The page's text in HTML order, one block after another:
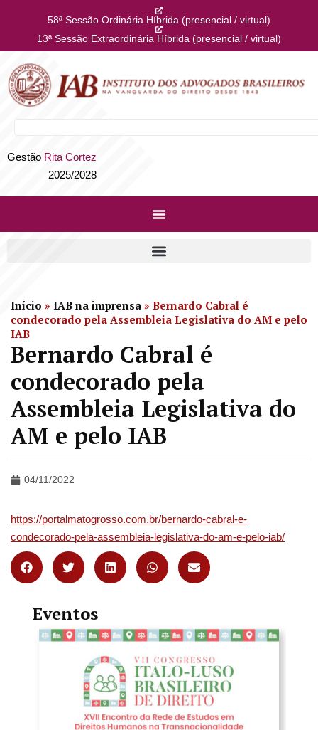
58ª Sessão Ordinária Híbrida (presencial / virtual)
13ª Sessão Extraordinária Híbrida (presencial / virtual)
Gestão Rita Cortez
2025/2028
Início » IAB na imprensa » Bernardo Cabral é
condecorado pela Assembleia Legislativa do AM e pelo
IAB
Bernardo Cabral é
condecorado pela
Assembleia Legislativa do
AM e pelo IAB
04/11/2022
https://portalmatogrosso.com.br/bernardo-cabral-e-
condecorado-pela-assembleia-legislativa-do-am-e-pelo-iab/
Eventos